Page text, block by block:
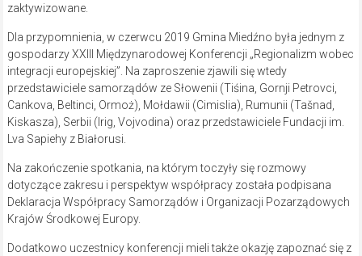
zaktywizowane.
Dla przypomnienia, w czerwcu 2019 Gmina Miedźno była jednym z
gospodarzy XXIII Międzynarodowej Konferencji „Regionalizm wobec
integracji europejskiej”. Na zaproszenie zjawili się wtedy
przedstawiciele samorządów ze Słowenii (Tiśina, Gornji Petrovci,
Cankova, Beltinci, Ormoż), Mołdawii (Cimislia), Rumunii (Tašnad,
Kiskasza), Serbii (Irig, Vojvodina) oraz przedstawiciele Fundacji im.
Lva Sapiehy z Białorusi.
Na zakończenie spotkania, na którym toczyły się rozmowy
dotyczące zakresu i perspektyw współpracy została podpisana
Deklaracja Współpracy Samorządów i Organizacji Pozarządowych
Krajów Środkowej Europy.
Dodatkowo uczestnicy konferencji mieli także okazję zapoznać się z